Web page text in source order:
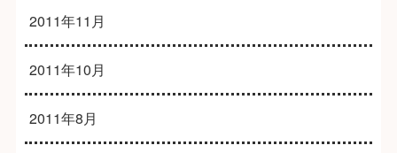
2011年11月
2011年10月
2011年8月